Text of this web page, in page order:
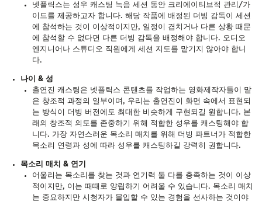
넷플릭스는 성우 캐스팅 녹음 세션 동안 크리에이티브적 관리/가
이드를 제공하고자 합니다. 해당 작품에 배정된 더빙 감독이 세션
에 참석하는 것이 이상적이지만, 일정이 겹치거나 다른 상황 때문
에 참석할 수 없다면 다른 더빙 감독을 배정해야 합니다. 오디오
엔지니어나 스튜디오 직원에게 세션 지도를 맡기지 않아야 합니
다.
나이 & 성
출연진 캐스팅은 넷플릭스 콘텐츠를 작업하는 영화제작자들이 맡
은 창조적 과정의 일부이며, 우리는 출연진이 화면 속에서 표현되
는 방식이 더빙 버전에도 최대한 비슷하게 구현되길 원합니다. 본
래의 창조적 의도를 존중하기 위해 적합한 성우를 캐스팅해야 합
니다. 가장 자연스러운 목소리 매치를 위해 더빙 파트너가 적합한
목소리 연령과 성에 따라 성우를 캐스팅하길 강력히 권합니다.
목소리 매치 & 연기
어울리는 목소리를 찾는 것과 연기력 둘 다를 충족하는 것이 이상
적이지만, 이는 때때로 양립하기 어려울 수 있습니다. 목소리 매치
는 중요하지만 시청자가 몰입할 수 있는 경험을 선사하는 것이야